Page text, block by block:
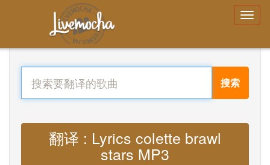
搜索
翻译 : Lyrics colette brawl
stars MP3